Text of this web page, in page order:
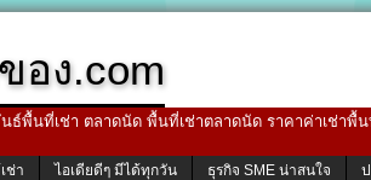
อง.com
ธ์พื้นที่เช่า ตลาดนัด พื้นที่เช่าตลาดนัด ราคาค่าเช่า
ช่า ไอเดียดีๆ มีได้ทุกวัน ธุรกิจ SME น่าสนใจ